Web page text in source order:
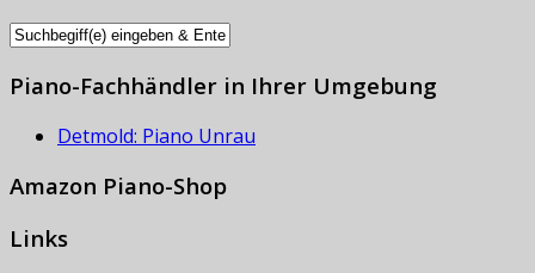
Piano-Fachhändler in Ihrer Umgebung
Detmold: Piano Unrau
Amazon Piano-Shop
Links